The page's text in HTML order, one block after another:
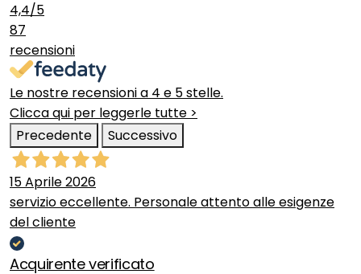
4,4/5
87
recensioni
Le nostre recensioni a 4 e 5 stelle.
Clicca qui per leggerle tutte >
Precedente
Successivo
15 Aprile 2026
servizio eccellente. Personale attento alle esigenze
del cliente
Acquirente verificato